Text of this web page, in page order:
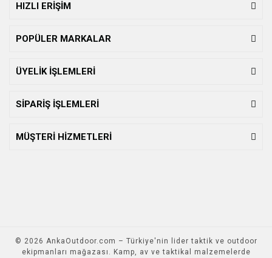
HIZLI ERİŞİM
POPÜLER MARKALAR
ÜYELİK İŞLEMLERİ
SİPARİŞ İŞLEMLERİ
MÜŞTERİ HİZMETLERİ
© 2026 AnkaOutdoor.com – Türkiye'nin lider taktik ve outdoor
ekipmanları mağazası. Kamp, av ve taktikal malzemelerde